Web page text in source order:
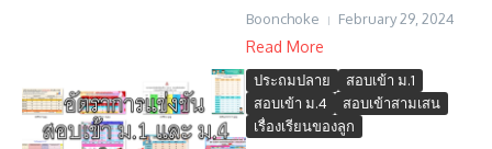
Boonchoke February 29, 2024
Read More
ประถมปลาย
สอบเข้า ม.1
สอบเข้า ม.4
สอบเข้าสามเสน
เรื่องเรียนของลูก